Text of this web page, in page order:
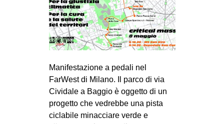
STUDENTI TSUNAMI
ZAM
MILANO
SPAZI
SPORT POPOLARE
MOVIMENTI
Manifestazione a pedali nel
FarWest di Milano. Il parco di via
Cividale a Baggio è oggetto di un
progetto che vedrebbe una pista
ciclabile minacciare verde e